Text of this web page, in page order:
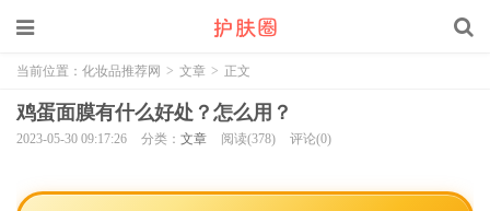
当前位置： 化妆品推荐网 > 文章 > 正文
鸡蛋面膜有什么好处？怎么用？
2023-05-30 09:17:26 分类： 文章 阅读(378) 评论(0)